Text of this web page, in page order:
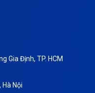
Gia Định, TP. HCM
Nội